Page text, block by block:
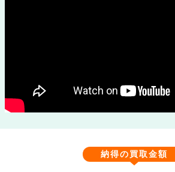
納得の買取金額